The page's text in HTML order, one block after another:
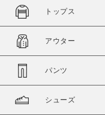
在庫
在庫あり
トップス
アウター
パンツ
シューズ